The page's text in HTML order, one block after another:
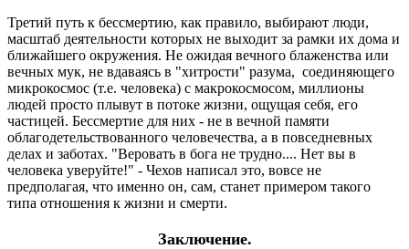
Третий путь к бессмертию, как правило, выбирают люди,
масштаб деятельности которых не выходит за рамки их дома и
ближайшего окружения. Не ожидая вечного блаженства или
вечных мук, не вдаваясь в "хитрости" разума, соединяющего
микрокосмос (т.е. человека) с макрокосмосом, миллионы
людей просто плывут в потоке жизни, ощущая себя, его
частицей. Бессмертие для них - не в вечной памяти
облагодетельствованного человечества, а в повседневных
делах и заботах. "Веровать в бога не трудно.... Нет вы в
человека уверуйте!" - Чехов написал это, вовсе не
предполагая, что именно он, сам, станет примером такого
типа отношения к жизни и смерти.
Заключение.